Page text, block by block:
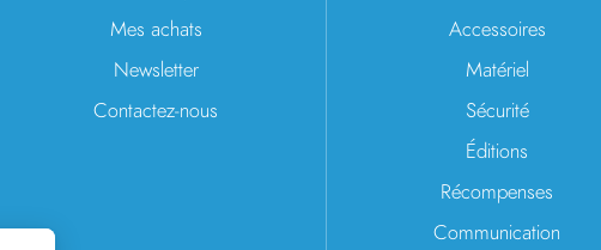
Mes achats
Newsletter
Contactez-nous
Accessoires
Matériel
Sécurité
Éditions
Récompenses
Communication